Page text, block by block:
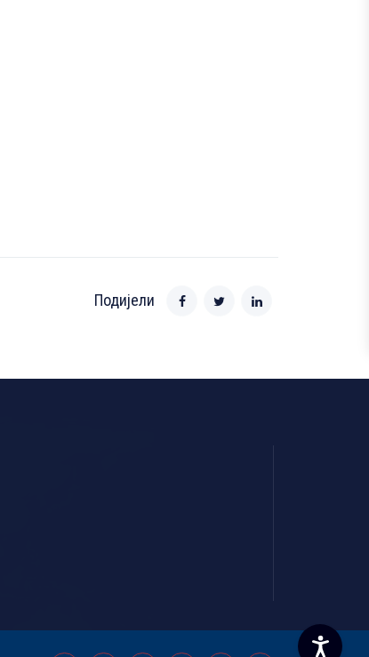
Подијели